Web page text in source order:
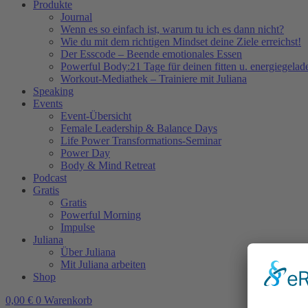
Produkte
Journal
Wenn es so einfach ist, warum tu ich es dann nicht?
Wie du mit dem richtigen Mindset deine Ziele erreichst!
Der Esscode – Beende emotionales Essen
Powerful Body:21 Tage für deinen fitten u.
Workout-Mediathek – Trainiere mit Juliana
Speaking
Events
Event-Übersicht
Female Leadership & Balance Days
Life Power Transformations-Seminar
Power Day
Body & Mind Retreat
Podcast
Gratis
Gratis
Powerful Morning
Impulse
Juliana
Über Juliana
Mit Juliana arbeiten
Shop
0,00 € 0 Warenkorb